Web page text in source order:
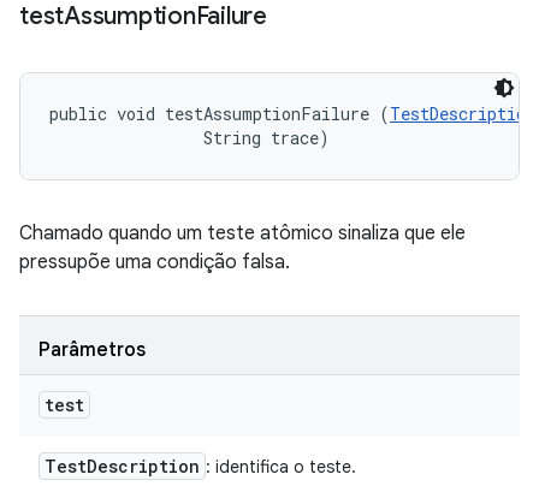
testAssumptionFailure
public void testAssumptionFailure (TestDescription
                String trace)
Chamado quando um teste atômico sinaliza que ele
pressupõe uma condição falsa.
Parâmetros
test
TestDescription : identifica o teste.